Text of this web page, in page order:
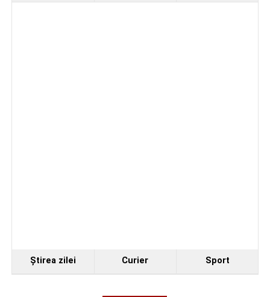
seniorilor de la Centrul „Lotus”
Ştirea zilei Curier Sport